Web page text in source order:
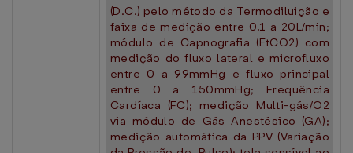
(D.C.) pelo método da Termodiluição e
faixa de medição entre 0,1 a 20L/min;
módulo de Capnografia (EtCO2) com
medição do fluxo lateral e microfluxo
entre 0 a 99mmHg e fluxo principal
entre 0 a 150mmHg; Frequência
Cardíaca (FC); medição Multi-gás/O2
via módulo de Gás Anestésico (GA);
medição automática da PPV (Variação